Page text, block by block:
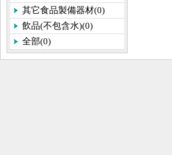
其它食品製備器材(0)
飲品(不包含水)(0)
全部(0)